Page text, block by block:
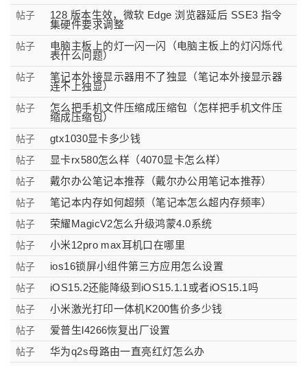
帖子
128 版本生效，微软 Edge 浏览器延后 SSE3 指令
集硬件要求调整
帖子
电脑主板上的灯一闪一闪（电脑主板上的灯闪烁代
表什么问题）
帖子
笔记本外接显示器用不了独显（笔记本外接显示器
连不上独显）
帖子
怎么把手机文件压缩成压缩包（怎样把手机文件压
缩成压缩包）
帖子 gtx1030显卡多少钱
帖子 显卡rx580怎么样（4070显卡怎么样）
帖子 戴尔办公笔记本推荐（戴尔办公用笔记本推荐）
帖子 笔记本内存如何超频（笔记本怎么超内存频率）
帖子 荣耀MagicV2怎么升级鸿蒙4.0系统
帖子 小米12pro max耳机口在哪里
帖子 ios16锁屏小组件第三方应用怎么设置
帖子 iOS15.2还能降级到iOS15.1.1或者iOS15.1吗
帖子 小米激光打印一体机K200售价多少钱
帖子 爱普生l4266恢复出厂设置
帖子 华为q2s母路由一直亮红灯怎么办